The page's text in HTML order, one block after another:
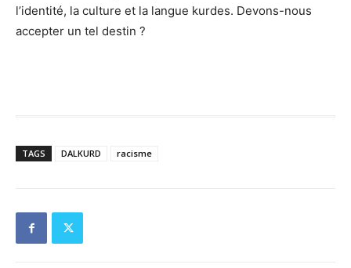
l’identité, la culture et la langue kurdes. Devons-nous
accepter un tel destin ?
TAGS DALKURD racisme